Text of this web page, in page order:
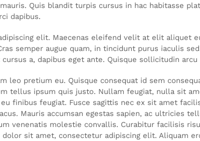
Quis blandit turpis cursus in hac habitasse
dapibus.
elit. Maecenas eleifend velit at elit aliquet
semper augue quam, in tincidunt purus iaculis
a, dapibus eget ante. Quisque sollicitudin
leo pretium eu. Quisque consequat id sem
tellus ipsum quis justo. Nullam feugiat, nulla sit
finibus feugiat. Fusce sagittis nec ex sit amet
Mauris accumsan egestas sapien, ac ultricies
venenatis molestie convallis. Curabitur facilisis
sit amet, consectetur adipiscing elit. Aliquam